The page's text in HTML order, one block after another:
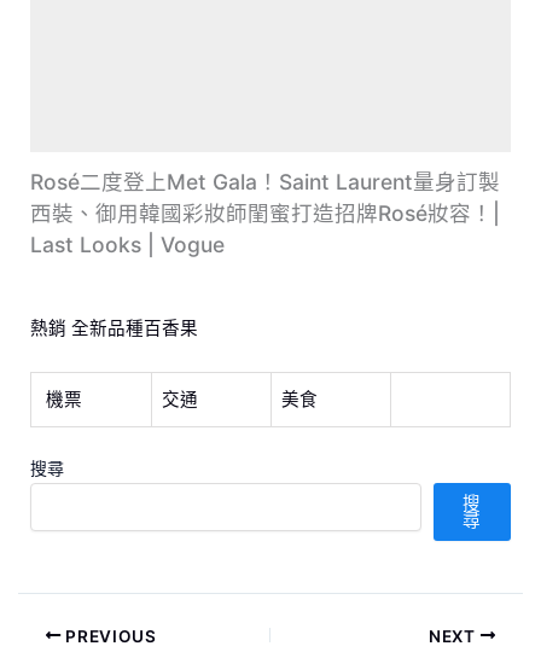
Rosé二度登上Met Gala！Saint Laurent量身訂製
西裝、御用韓國彩妝師閨蜜打造招牌Rosé妝容！|
Last Looks | Vogue
熱銷 全新品種百香果
機票 交通 美食
搜尋
搜
尋
PREVIOUS NEXT